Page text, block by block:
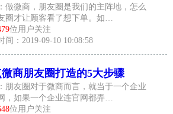
做微商，朋友圈是我们的主阵地，怎么
圈才让顾客看了想下单。如…
位用户关注
间：2019-09-10 10:08:58
商朋友圈打造的5大步骤
朋友圈对于微商而言，就当于一个企业
，如果一个企业连官网都弄…
位用户关注